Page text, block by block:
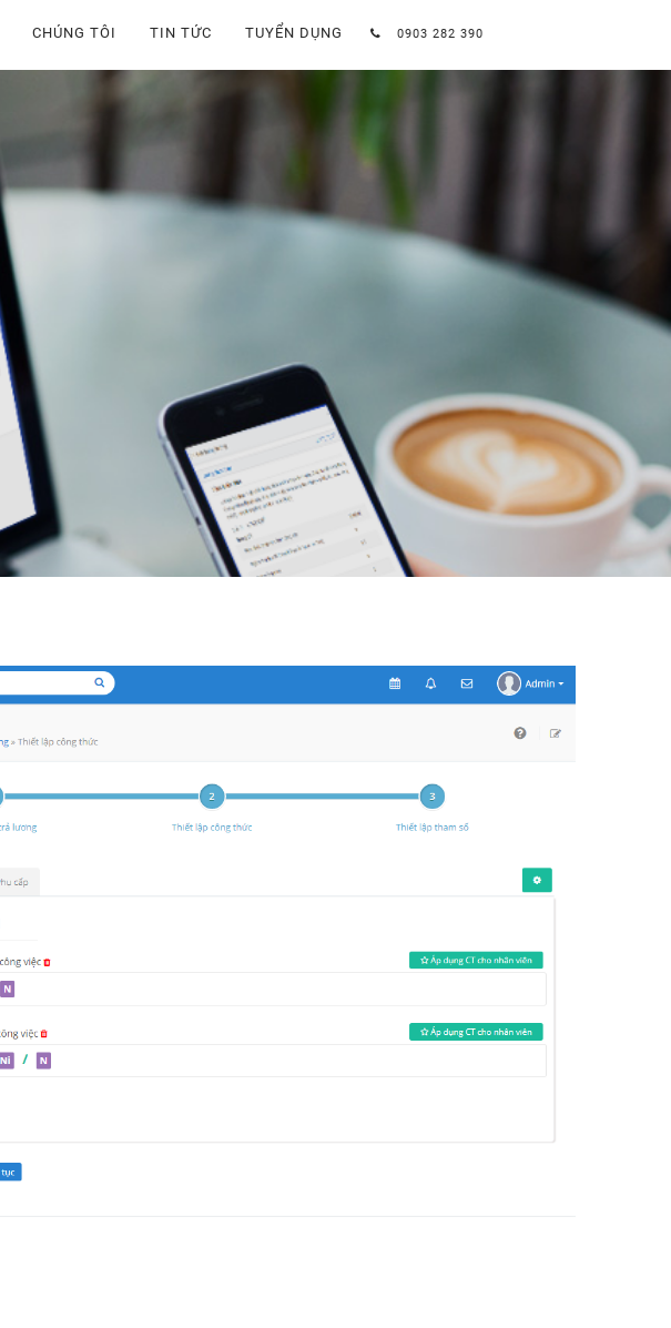
CHÚNG TÔI TIN TỨC TUYỂN DỤNG 0903 282 390